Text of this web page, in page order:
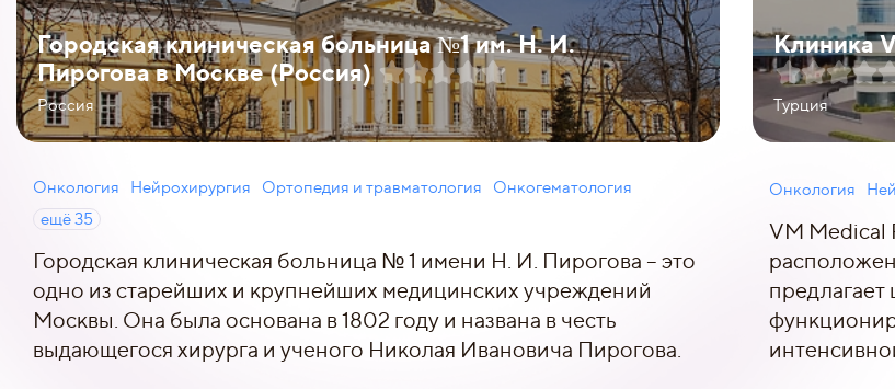
Городская клиническая больница №1 им. Н. И.
Пирогова в Москве (Россия)
Россия
Онкология Нейрохирургия Ортопедия и травматология
Онкогематология
ещё35
Городская клиническая больница № 1 имени Н. И. Пирогова – это
одно из старейших и крупнейших медицинских учреждений
Москвы. Она была основана в 1802 году и названа в честь
выдающегося хирурга и ученого Николая Ивановича Пирогова.
Клиника
Турция
Онкология
VM Medical